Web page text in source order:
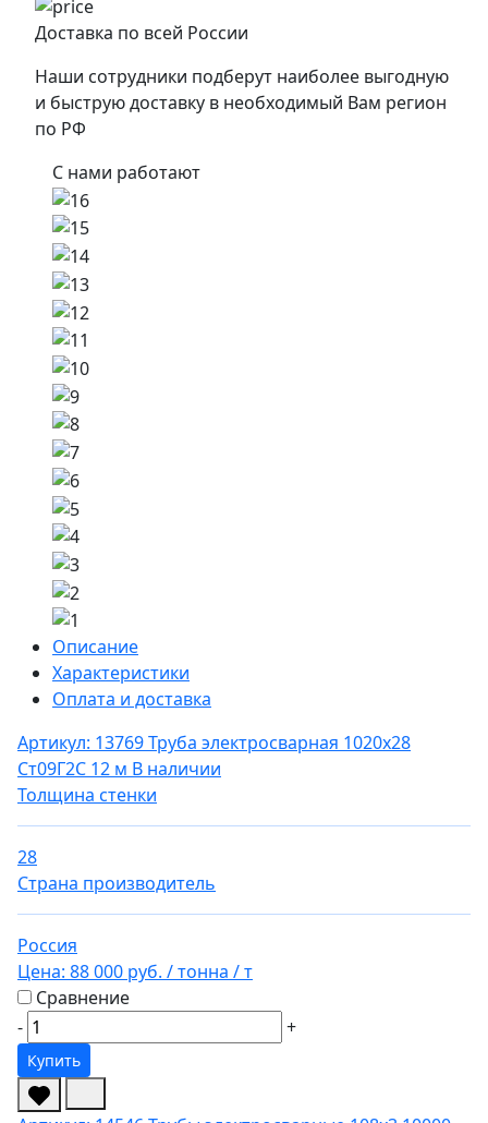
Доставка по всей России
Наши сотрудники подберут наиболее выгодную
и быструю доставку в необходимый Вам регион
по РФ
С нами работают
Описание
Характеристики
Оплата и доставка
Артикул: 13769Труба электросварная 1020х28
Ст09Г2С 12 м В наличии
Толщина стенки
28
Страна производитель
Россия
Цена: 88 000 руб. / тонна / т
Сравнение
-
+
Купить